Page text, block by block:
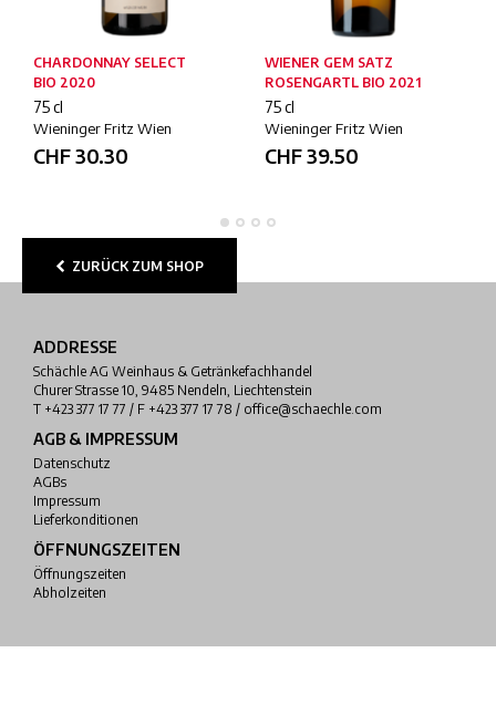
CHARDONNAY SELECT
BIO 2020
75 cl
Wieninger Fritz Wien
CHF30.30
WIENER GEM SATZ
ROSENGARTL BIO 2021
75 cl
Wieninger Fritz Wien
CHF39.50
ZURÜCK ZUM SHOP
ADDRESSE
Schächle AG Weinhaus & Getränkefachhandel
Churer Strasse 10, 9485 Nendeln, Liechtenstein
T +423 377 17 77 / F +423 377 17 78 / office@schaechle.com
AGB & IMPRESSUM
Datenschutz
AGBs
Impressum
Lieferkonditionen
ÖFFNUNGSZEITEN
Öffnungszeiten
Abholzeiten